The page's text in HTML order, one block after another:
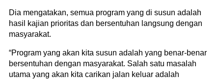
Dia mengatakan, semua program yang di susun adalah
hasil kajian prioritas dan bersentuhan langsung dengan
masyarakat.
“Program yang akan kita susun adalah yang benar-benar
bersentuhan dengan masyarakat. Salah satu masalah
utama yang akan kita carikan jalan keluar adalah